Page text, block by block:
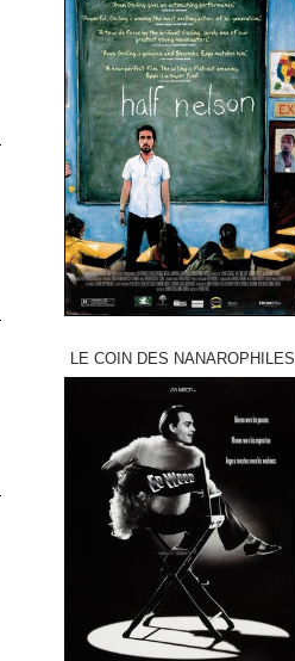
LE COIN DES NANAROPHILES